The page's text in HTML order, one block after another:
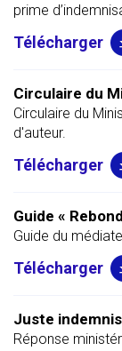
prime
Circulaire du
Circulaire du
d'auteur.
Guide «
Guide du
Juste
Réponse